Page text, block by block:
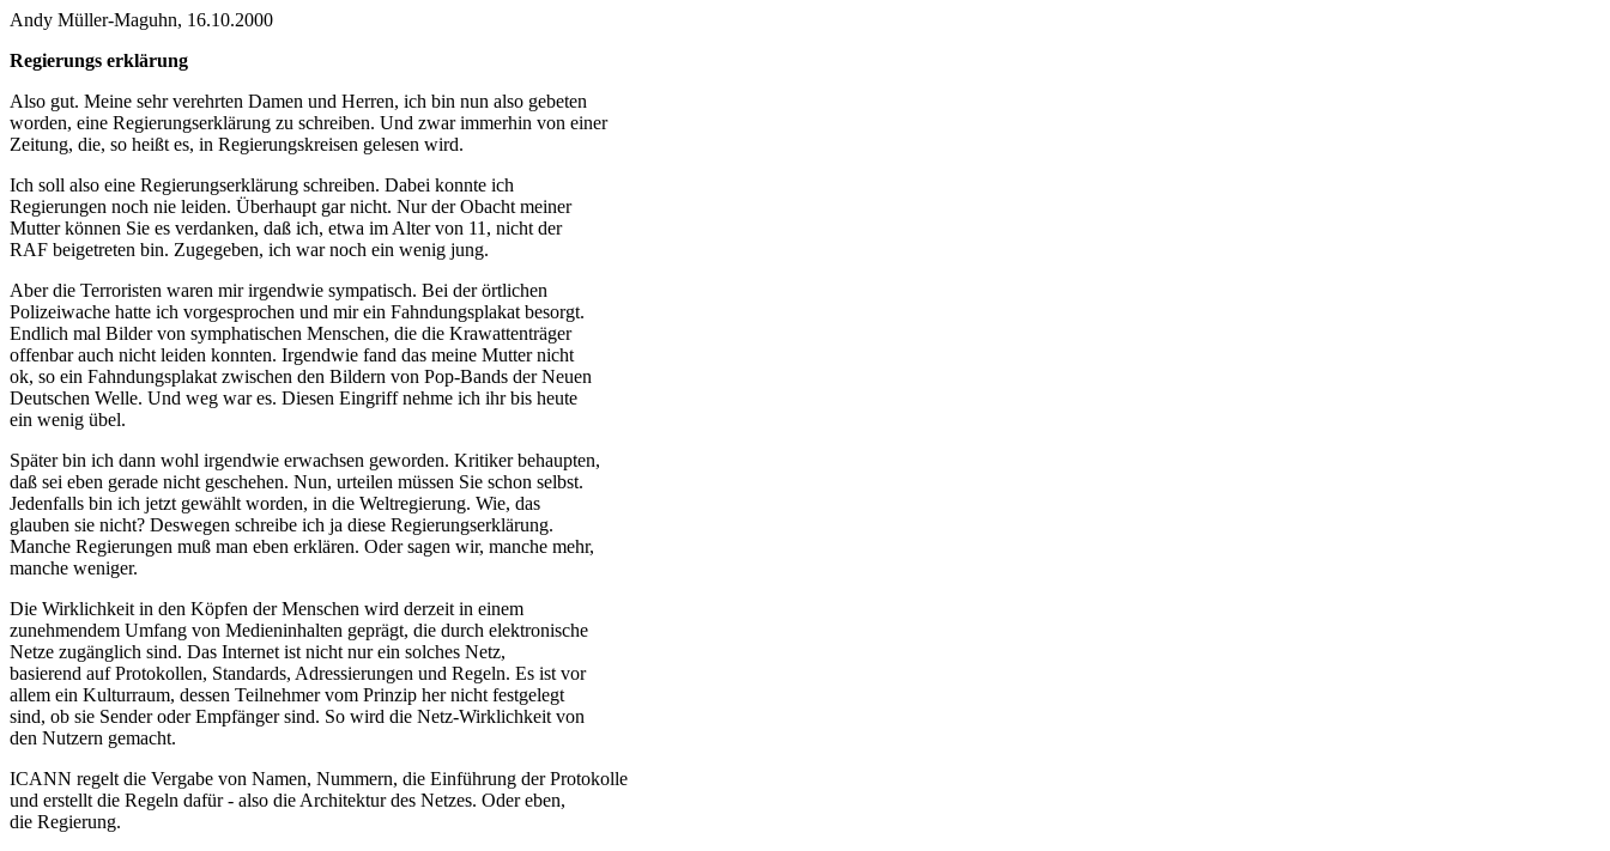
Andy Müller-Maguhn, 16.10.2000
Regierungs erklärung
Also gut. Meine sehr verehrten Damen und Herren, ich bin nun also gebeten
worden, eine Regierungserklärung zu schreiben. Und zwar immerhin von einer
Zeitung, die, so heißt es, in Regierungskreisen gelesen wird.
Ich soll also eine Regierungserklärung schreiben. Dabei konnte ich
Regierungen noch nie leiden. Überhaupt gar nicht. Nur der Obacht meiner
Mutter können Sie es verdanken, daß ich, etwa im Alter von 11, nicht der
RAF beigetreten bin. Zugegeben, ich war noch ein wenig jung.
Aber die Terroristen waren mir irgendwie sympatisch. Bei der örtlichen
Polizeiwache hatte ich vorgesprochen und mir ein Fahndungsplakat besorgt.
Endlich mal Bilder von symphatischen Menschen, die die Krawattenträger
offenbar auch nicht leiden konnten. Irgendwie fand das meine Mutter nicht
ok, so ein Fahndungsplakat zwischen den Bildern von Pop-Bands der Neuen
Deutschen Welle. Und weg war es. Diesen Eingriff nehme ich ihr bis heute
ein wenig übel.
Später bin ich dann wohl irgendwie erwachsen geworden. Kritiker behaupten,
daß sei eben gerade nicht geschehen. Nun, urteilen müssen Sie schon selbst.
Jedenfalls bin ich jetzt gewählt worden, in die Weltregierung. Wie, das
glauben sie nicht? Deswegen schreibe ich ja diese Regierungserklärung.
Manche Regierungen muß man eben erklären. Oder sagen wir, manche mehr,
manche weniger.
Die Wirklichkeit in den Köpfen der Menschen wird derzeit in einem
zunehmendem Umfang von Medieninhalten geprägt, die durch elektronische
Netze zugänglich sind. Das Internet ist nicht nur ein solches Netz,
basierend auf Protokollen, Standards, Adressierungen und Regeln. Es ist vor
allem ein Kulturraum, dessen Teilnehmer vom Prinzip her nicht festgelegt
sind, ob sie Sender oder Empfänger sind. So wird die Netz-Wirklichkeit von
den Nutzern gemacht.
ICANN regelt die Vergabe von Namen, Nummern, die Einführung der Protokolle
und erstellt die Regeln dafür - also die Architektur des Netzes. Oder eben,
die Regierung.